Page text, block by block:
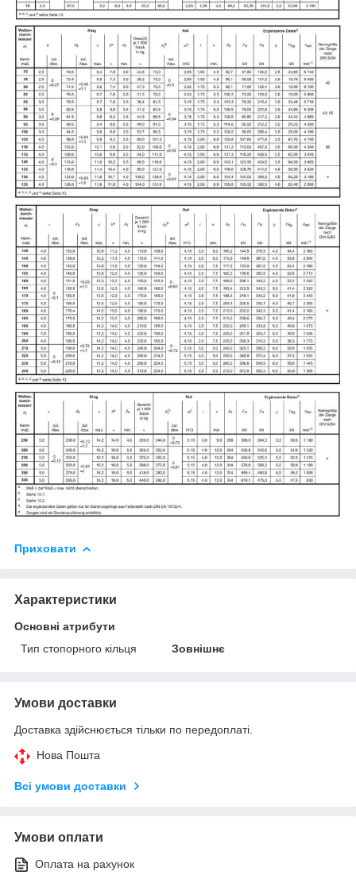
Приховати
Характеристики
Основні атрибути
Тип стопорного кільця
Зовнішнє
Умови доставки
Доставка здійснюється тільки по передоплаті.
Нова Пошта
Всі умови доставки
Умови оплати
Оплата на рахунок